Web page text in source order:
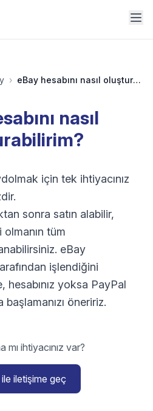
› eBay hesabını nasıl oluşturabilirim?
nasıl
için tek ihtiyacınız
sonra satın alabilir,
tüm
eBay
işlendiğini
hesabınız yoksa PayPal
başlamanızı öneririz.
mı ihtiyacınız var?
iletişime geç